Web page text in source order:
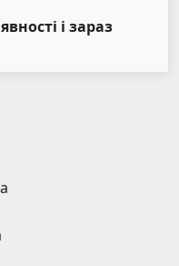
і зараз